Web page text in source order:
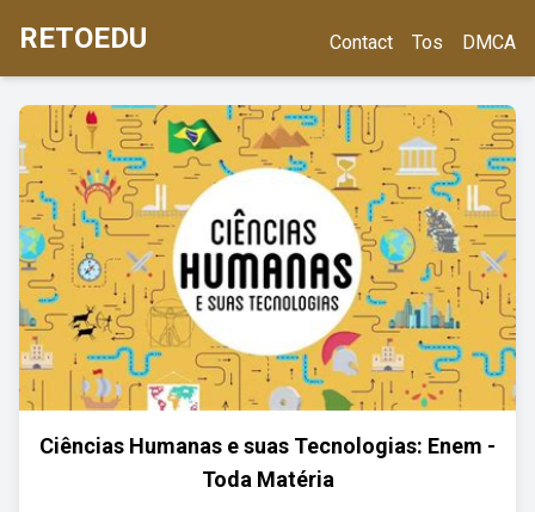
RETOEDU Contact Tos DMCA
Ciências Humanas e suas Tecnologias: Enem -
Toda Matéria